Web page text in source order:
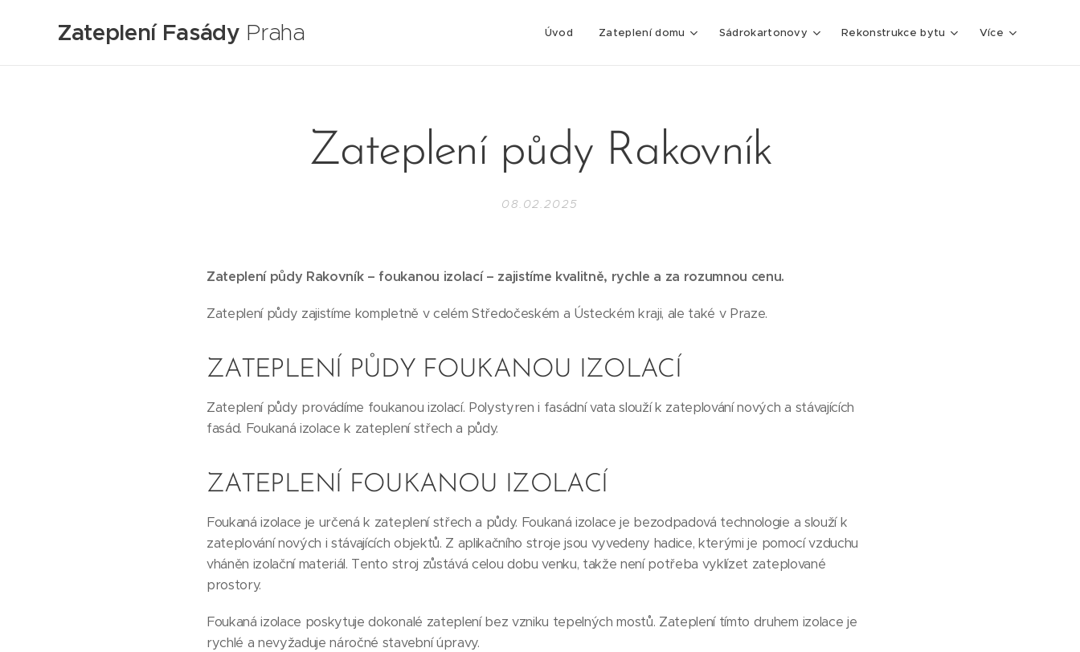
Zateplení Fasády Praha Úvod Zateplení domu Sádrokartonovy Rekonstrukce bytu Více
Zateplení půdy Rakovník
08.02.2025
Zateplení půdy Rakovník – foukanou izolací – zajistíme kvalitně, rychle a za rozumnou cenu.
Zateplení půdy zajistíme kompletně v celém Středočeském a Ústeckém kraji, ale také v Praze.
ZATEPLENÍ PŮDY FOUKANOU IZOLACÍ
Zateplení půdy provádíme foukanou izolací. Polystyren i fasádní vata slouží k zateplování nových a stávajících
fasád. Foukaná izolace k zateplení střech a půdy.
ZATEPLENÍ FOUKANOU IZOLACÍ
Foukaná izolace je určená k zateplení střech a půdy. Foukaná izolace je bezodpadová technologie a slouží k
zateplování nových i stávajících objektů. Z aplikačního stroje jsou vyvedeny hadice, kterými je pomocí vzduchu
vháněn izolační materiál. Tento stroj zůstává celou dobu venku, takže není potřeba vyklízet zateplované
prostory.
Foukaná izolace poskytuje dokonalé zateplení bez vzniku tepelných mostů. Zateplení tímto druhem izolace je
rychlé a nevyžaduje náročné stavební úpravy.